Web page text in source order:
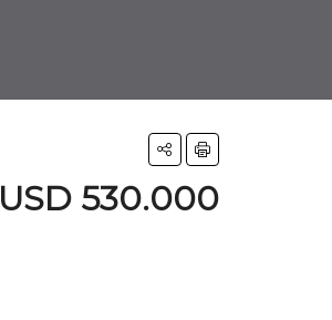
USD 530.000